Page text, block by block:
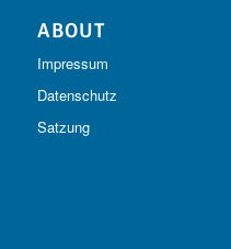
ABOUT
Impressum
Datenschutz
Satzung